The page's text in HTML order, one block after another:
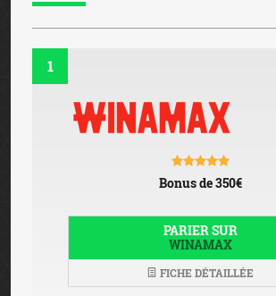
1
Bonus de 350€
PARIER SUR
WINAMAX
FICHE DÉTAILLÉE